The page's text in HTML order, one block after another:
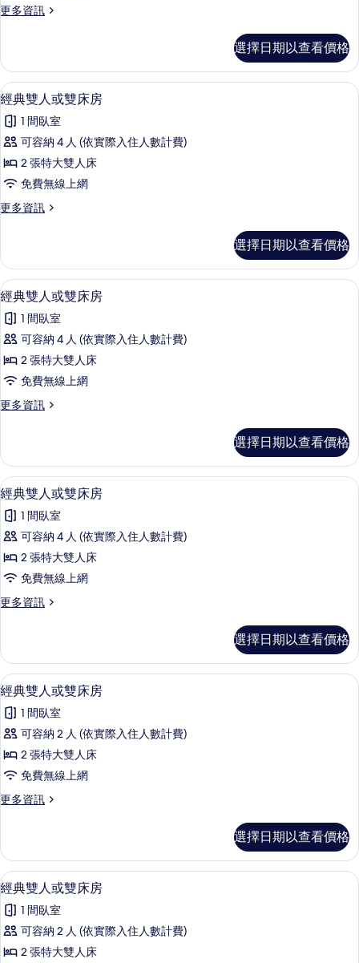
或
床
房
的
所
有
相
片
更多資訊
更
雙
人
或
床
房
詳
情
選擇日期以查看價格
顯
示
經
典
雙
或
床
房
的
所
有
相
片
14
經典雙人或雙床房
1 間臥室
可容納 4 人 (依實際入住人數計費)
2 張特大雙人床
免費無線上網
更多資訊
更
雙
人
或
床
房
詳
情
選擇日期以查看價格
顯
示
經
典
雙
或
床
房
的
所
有
相
片
14
經典雙人或雙床房
1 間臥室
可容納 4 人 (依實際入住人數計費)
2 張特大雙人床
免費無線上網
更多資訊
更
雙
人
或
床
房
詳
情
選擇日期以查看價格
顯
示
經
典
雙
或
床
房
的
所
有
相
片
14
經典雙人或雙床房
1 間臥室
可容納 4 人 (依實際入住人數計費)
2 張特大雙人床
免費無線上網
更多資訊
更
雙
人
或
床
房
詳
情
選擇日期以查看價格
顯
示
經
典
雙
或
床
房
的
所
有
相
14
經典雙人或雙床房
1 間臥室
可容納 2 人 (依實際入住人數計費)
2 張特大雙人床
免費無線上網
更多資訊
更
雙
人
或
床
房
詳
選擇日期以查看價格
顯
示
經
典
14
經典雙人或雙床房
1 間臥室
可容納 2 人 (依實際入住人數計費)
2 張特大雙人床